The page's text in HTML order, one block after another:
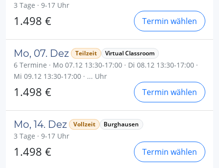
3 Tage · 9-17 Uhr
1.498 € Termin wählen
Mo, 07. Dez Teilzeit Virtual Classroom
6 Termine · Mo 07.12 13:30-17:00 · Di 08.12 13:30-17:00 ·
Mi 09.12 13:30-17:00 · ... Uhr
1.498 € Termin wählen
Mo, 14. Dez Vollzeit Burghausen
3 Tage · 9-17 Uhr
1.498 € Termin wählen